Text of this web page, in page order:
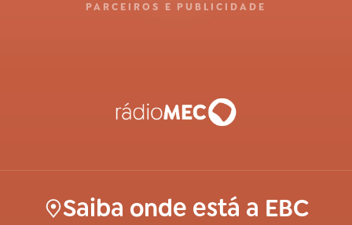
PARCEIROS E PUBLICIDADE
Saiba onde está a EBC